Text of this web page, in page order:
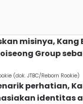
misinya, Kang
Group
(dok. JTBC/Reborn Rookie)
perhatian,
identitas